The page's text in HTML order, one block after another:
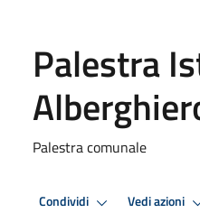
Palestra
Palestra comunale
Condividi Vedi azioni